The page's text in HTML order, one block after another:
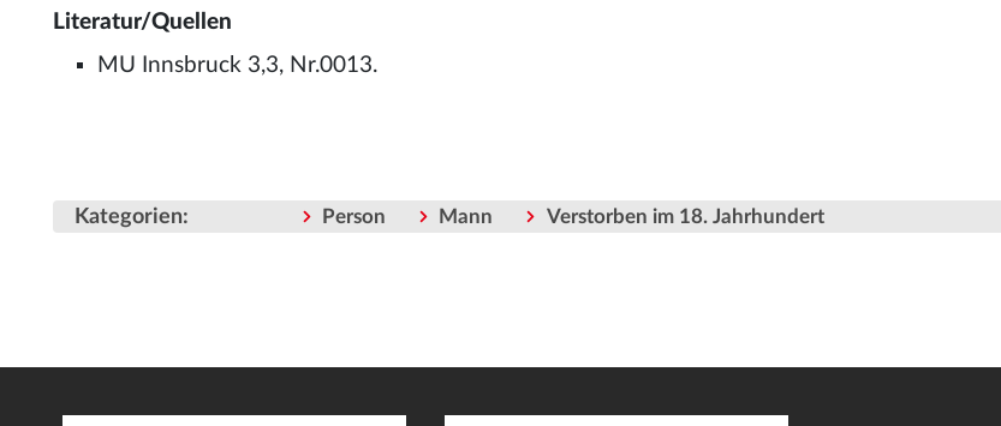
Literatur/Quellen
MU Innsbruck 3,3, Nr.0013.
Kategorien: Person Mann Verstorben im 18. Jahrhundert